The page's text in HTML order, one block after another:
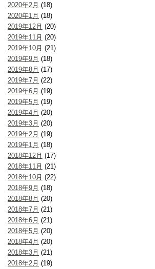
2020年2月 (18)
2020年1月 (18)
2019年12月 (20)
2019年11月 (20)
2019年10月 (21)
2019年9月 (18)
2019年8月 (17)
2019年7月 (22)
2019年6月 (19)
2019年5月 (19)
2019年4月 (20)
2019年3月 (20)
2019年2月 (19)
2019年1月 (18)
2018年12月 (17)
2018年11月 (21)
2018年10月 (22)
2018年9月 (18)
2018年8月 (20)
2018年7月 (21)
2018年6月 (21)
2018年5月 (20)
2018年4月 (20)
2018年3月 (21)
2018年2月 (19)